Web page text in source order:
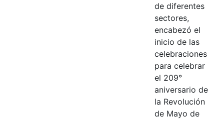
de diferentes
sectores,
encabezó el
inicio de las
celebraciones
para celebrar
el 209°
aniversario de
la Revolución
de Mayo de